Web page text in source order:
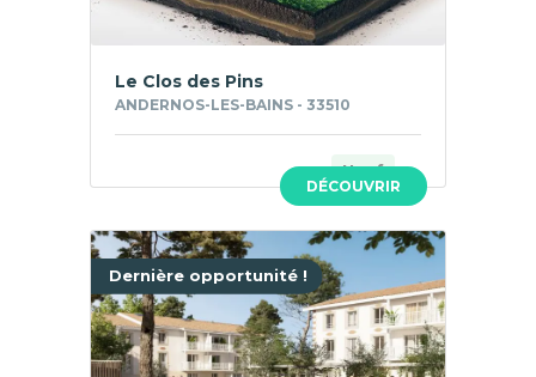
DÉCOUVRIR
Le Clos des Pins
ANDERNOS-LES-BAINS - 33510
Neuf
Dernière opportunité !